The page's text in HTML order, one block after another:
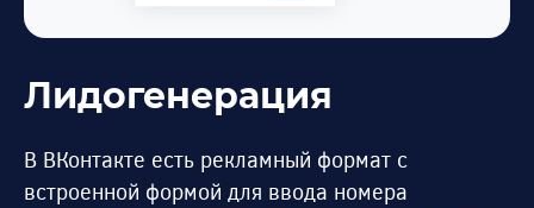
Лидогенерация
В ВКонтакте есть рекламный формат с
встроенной формой для ввода номера